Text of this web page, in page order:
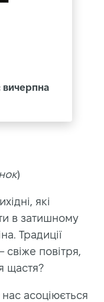
вичерпна
)
які
в затишному
Традиції
свіже повітря,
щастя?
асоціюється